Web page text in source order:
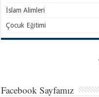
İslam Alimleri
Çocuk Eğitimi
Facebook Sayfamız